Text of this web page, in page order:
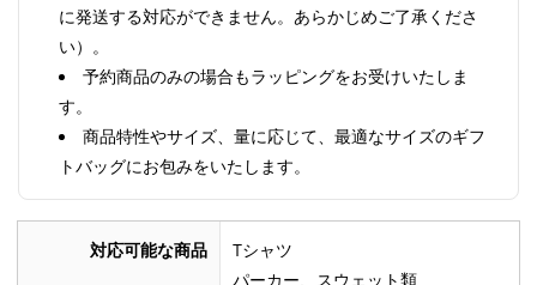
に発送する対応ができません。あらかじめご了承くださ
い）。
予約商品のみの場合もラッピングをお受けいたしま
す。
商品特性やサイズ、量に応じて、最適なサイズのギフ
トバッグにお包みをいたします。
対応可能な商品
Tシャツ
パーカー、スウェット類